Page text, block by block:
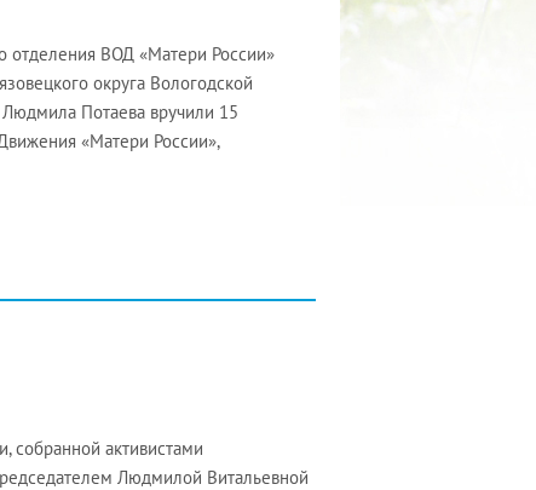
отделения ВОД «Матери России»
округа Вологодской
Потаева вручили 15
«Матери России»,
собранной активистами
Людмилой Витальевной